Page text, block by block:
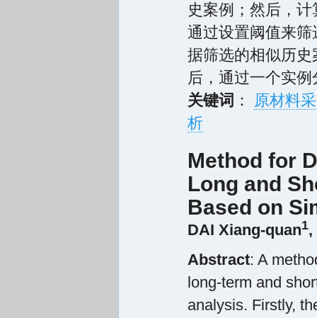
史案例；然后，
通过设置阈值来
据筛选的相似历
后，通过一个实
关键词 ： 原材料
析
Method for
Long and
Based on
DAI Xiang-quan1,
Abstract: A
long-term and
analysis. Firstly,